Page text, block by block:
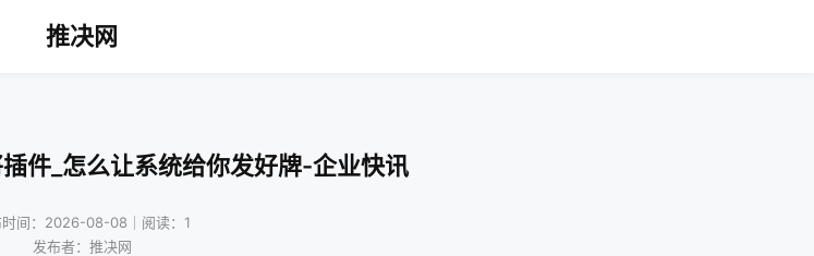
推决网
件_怎么让系统给你发好牌-企业快讯
时间：2026-08-08｜阅读：1
发布者：推决网